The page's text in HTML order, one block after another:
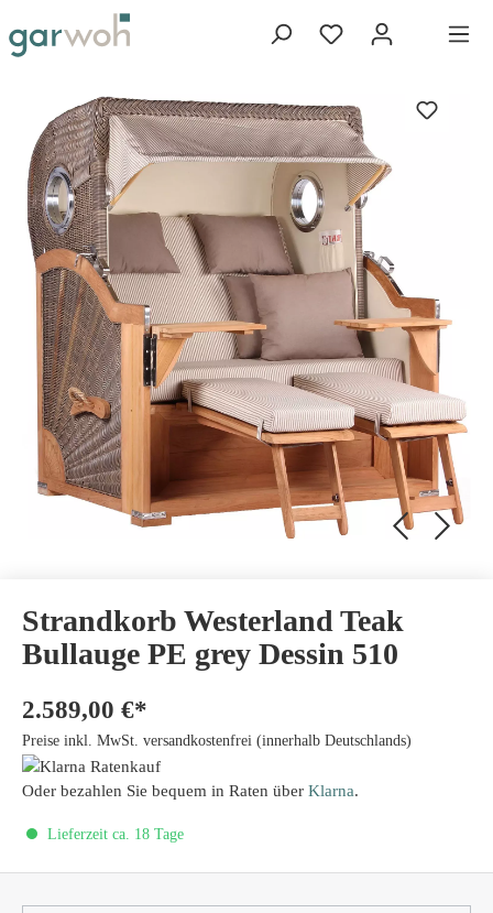
Strandkorb Westerland Teak
Bullauge PE grey Dessin 510
2.589,00 €*
Preise inkl. MwSt. versandkostenfrei (innerhalb Deutschlands)
Oder bezahlen Sie bequem in Raten über Klarna.
Lieferzeit ca. 18 Tage